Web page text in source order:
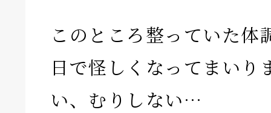
このところ整っていた体
日で怪しくなってまいり
い、むりしない…